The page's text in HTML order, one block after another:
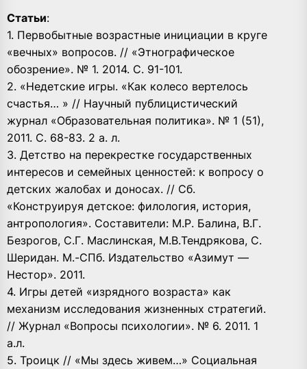
Статьи:
1. Первобытные возрастные инициации в круге
«вечных» вопросов. // «Этнографическое
обозрение». № 1. 2014. С. 91-101.
2. «Недетские игры. «Как колесо вертелось
счастья… » // Научный публицистический
журнал «Образовательная политика». № 1 (51),
2011. С. 68-83. 2 а. л.
3. Детство на перекрестке государственных
интересов и семейных ценностей: к вопросу о
детских жалобах и доносах. // Сб.
«Конструируя детское: филология, история,
антропология». Составители: М.Р. Балина, В.Г.
Безрогов, С.Г. Маслинская, М.В.Тендрякова, С.
Шеридан. М.-СПб. Издательство «Азимут —
Нестор». 2011.
4. Игры детей «изрядного возраста» как
механизм исследования жизненных стратегий.
// Журнал «Вопросы психологии». № 6. 2011. 1
а.л.
5. Троицк // «Мы здесь живем…» Социальная